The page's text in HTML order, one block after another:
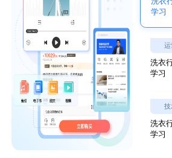
学习
运
洗衣
学习
技
洗衣
学习